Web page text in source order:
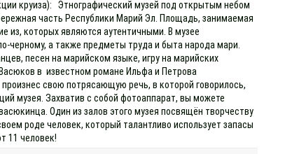
круиза): Этнографический музей под открытым небом
часть Республики Марий Эл. Площадь, занимаемая
из, которых являются аутентичными. В музее
черному, а также предметы труда и быта народа мари.
песен на марийском языке, игру на марийских
в известном романе Ильфа и Петрова
свою потрясающую речь, в которой говорилось,
музея. Захватив с собой фотоаппарат, вы можете
Один из залов этого музея посвящён творчеству
роде человек, который талантливо использует запасы
11 человек!